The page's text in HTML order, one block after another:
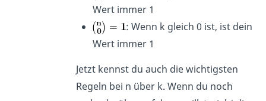
Wert immer 1
: Wenn k gleich 0 ist, ist dein
Wert immer 1
Jetzt kennst du auch die wichtigsten
Regeln bei n über k. Wenn du noch